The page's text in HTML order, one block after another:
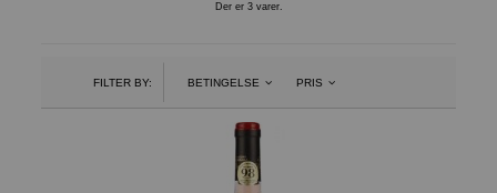
Der er 3 varer.
FILTER BY: BETINGELSE PRIS